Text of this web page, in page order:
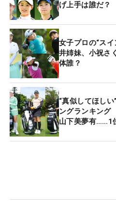
げ上手は誰だ？
女子プロの“ス
井姉妹、小祝さ
体誰？
“真似してほし
ングランキング
山下美夢有……1